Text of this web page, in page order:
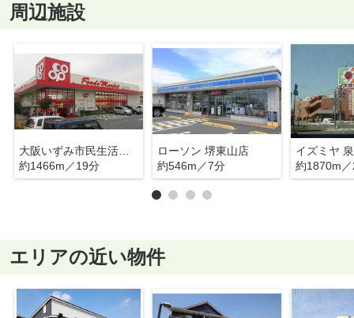
周辺施設
大阪いずみ市民生活協同組合 コープ深阪店
約1466m／19分
ローソン 堺東山店
約546m／7分
イズミヤ
約1870m
エリアの近い物件